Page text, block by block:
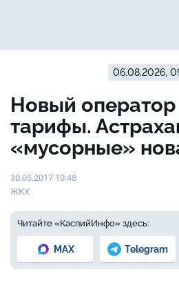
06.08.2026,
Новый
тарифы.
«мусорные»
30.05.2017 10:48
ЖКХ
Читайте «КаспийИнфо» здесь:
MAX Telegram